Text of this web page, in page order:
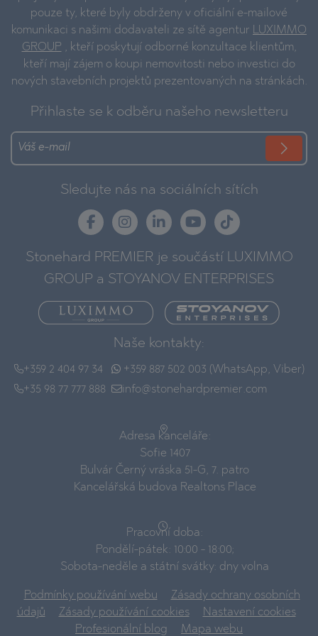
pouze ty, které byly obdrženy v oficiální e-mailové
komunikaci s našimi dodavateli ze sítě agentur LUXIMMO
GROUP , kteří poskytují odborné konzultace klientům,
kteří mají zájem o koupi nemovitosti nebo investici do
nových stavebních projektů prezentovaných na stránkách.
Přihlaste se k odběru našeho newsletteru
Sledujte nás na sociálních sítích
Stonehard PREMIER je součástí LUXIMMO
GROUP a STOYANOV ENTERPRISES
Naše kontakty:
+359 2 404 97 34
+35 98 77 777 888
+359 887 502 003 (WhatsApp, Viber)
info@stonehardpremier.com
Adresa kanceláře:
Sofie 1407
Bulvár Černý vráska 51-G, 7. patro
Kancelářská budova Realtons Place
Pracovní doba:
Pondělí-pátek: 10:00 - 18:00;
Sobota-neděle a státní svátky: dny volna
Podmínky používání webu
Zásady ochrany osobních
údajů
Zásady používání cookies
Nastavení cookies
Profesionální blog
Mapa webu